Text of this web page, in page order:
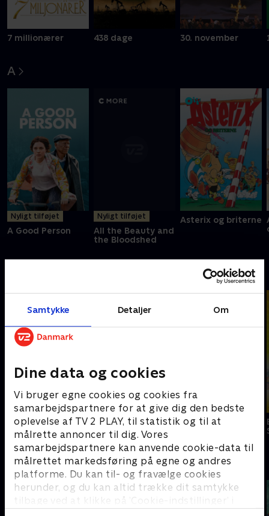
Samtykke Detaljer Om
Dine data og cookies
Vi bruger egne cookies og cookies fra
samarbejdspartnere for at give dig den bedste
oplevelse af TV 2 PLAY, til statistik og til at
målrette annoncer til dig. Vores
samarbejdspartnere kan anvende cookie-data til
målrettet markedsføring på egne og andres
platforme. Du kan til- og fravælge cookies
herunder, og du kan altid trække dit samtykke
tilbage ved at klikke på ’Cookie-indstillinger’ i
7 millionærer 438 dage 30. november
A
Nyligt tilføjet
A Good Person
Nyligt tilføjet
All the Beauty and
the Bloodshed
Asterix og briterne
Bad Moms
Børnene fra
Sølvgade
Bennys badekar